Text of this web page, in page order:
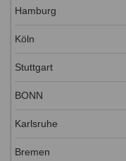
Hamburg
Köln
Stuttgart
BONN
Karlsruhe
Bremen